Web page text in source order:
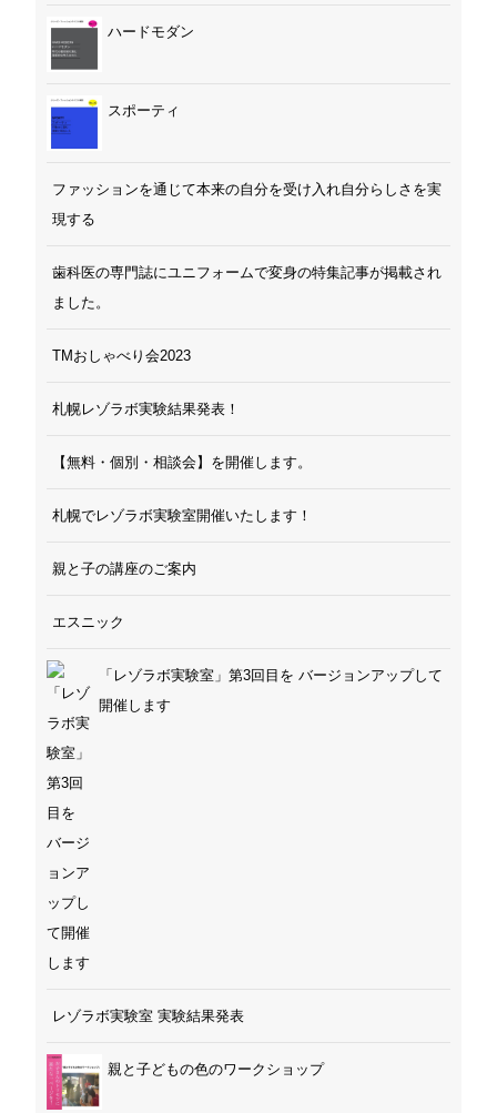
ハードモダン
スポーティ
ファッションを通じて本来の自分を受け入れ自分らしさを実
現する
歯科医の専門誌にユニフォームで変身の特集記事が掲載され
ました。
TMおしゃべり会2023
札幌レゾラボ実験結果発表！
【無料・個別・相談会】を開催します。
札幌でレゾラボ実験室開催いたします！
親と子の講座のご案内
エスニック
「レゾラボ実験室」第3回目を バージョンアップして
開催します
レゾラボ実験室 実験結果発表
親と子どもの色のワークショップ